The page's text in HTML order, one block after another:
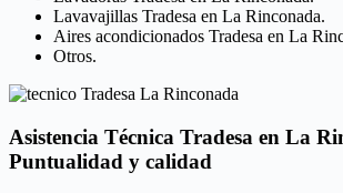
Lavavajillas Tradesa en La Rinconada.
Aires acondicionados Tradesa en La
Otros.
Asistencia Técnica Tradesa en La
Puntualidad y calidad